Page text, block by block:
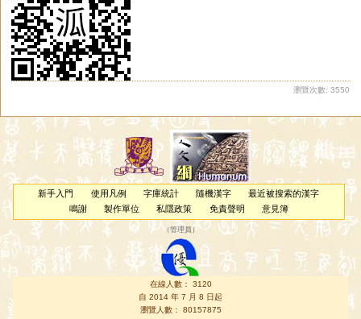
瀏覽次數: 3550
新手入門 使用凡例 字庫統計 隨機漢字
最近被搜索的漢字
鳴謝
製作單位 私隱政策 免責聲明 意見簿
（管理員 ）
在線人數： 3120
自 2014 年 7 月 8 日起
瀏覽人數： 80157875